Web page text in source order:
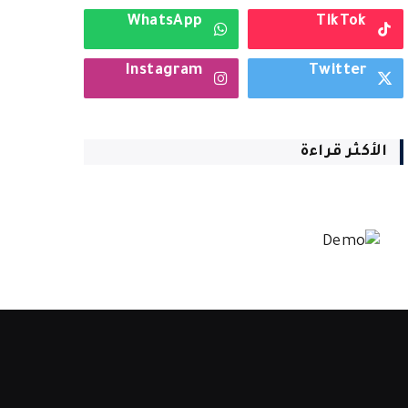
TikTok
WhatsApp
Twitter
Instagram
الأكثر قراءة